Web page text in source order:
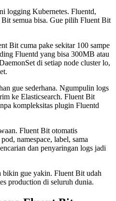
logging Kubernetes. Fluentd,
semua bisa. Gue pilih Fluent Bit
Bit cuma pake sekitar 100 sampe
Fluentd yang bisa 300MB atau
di setiap node cluster lo,
gue sederhana. Ngumpulin logs
ke Elasticsearch. Fluent Bit
kompleksitas plugin Fluentd
Fluent Bit otomatis
namespace, label, sama
dan penyaringan logs jadi
bikin gue yakin. Fluent Bit udah
production di seluruh dunia.